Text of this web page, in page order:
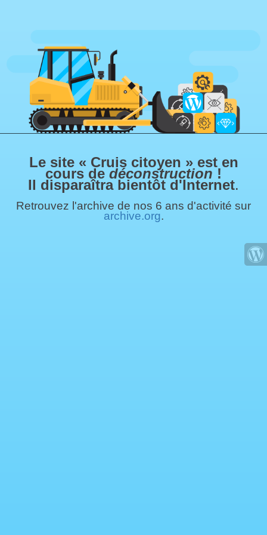
Le site « Cruis citoyen » est en
cours de déconstruction !
Il disparaîtra bientôt d'Internet.
Retrouvez l'archive de nos 6 ans d'activité sur
archive.org.